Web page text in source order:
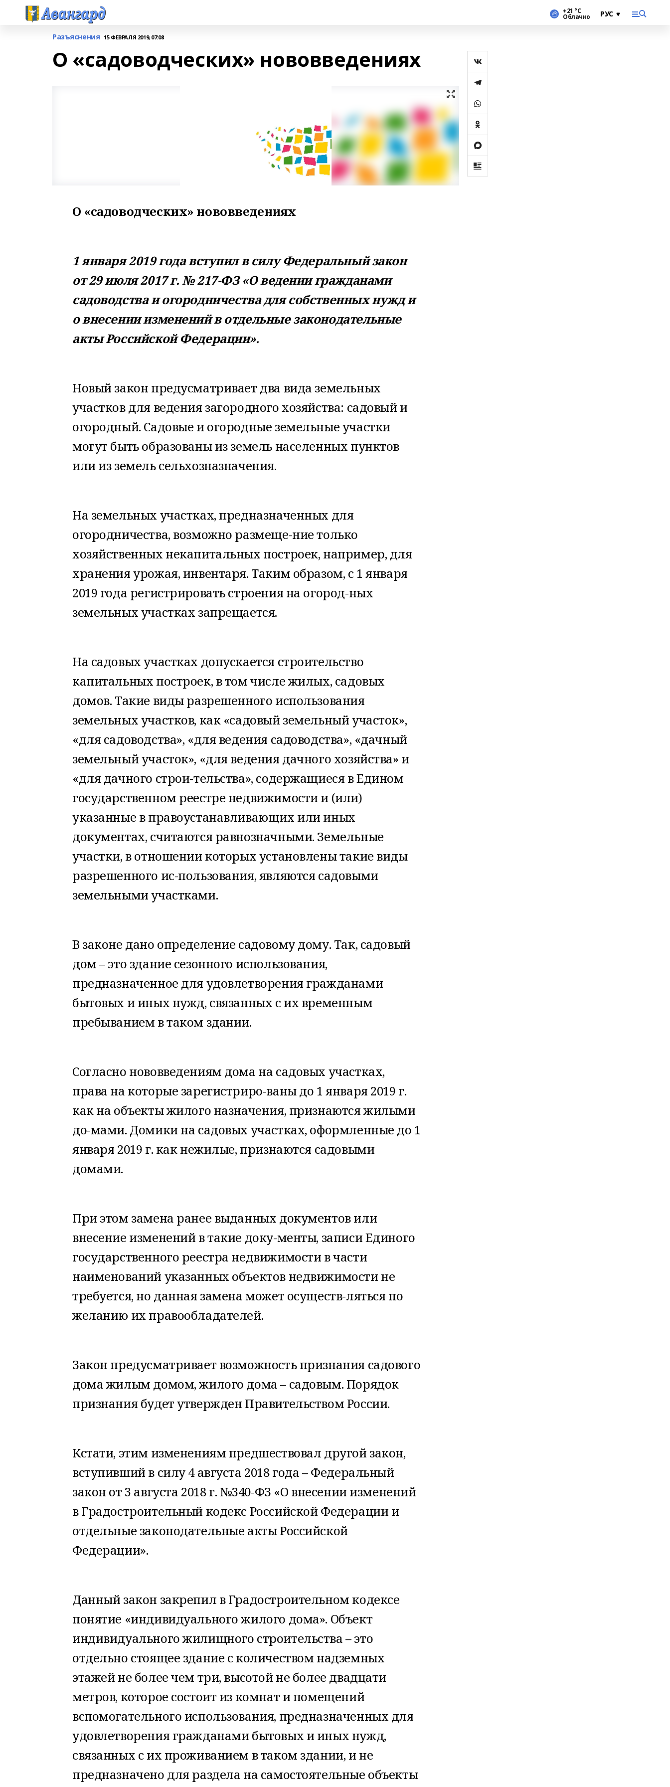
+21 °С
Облачно
Разъяснения 15 ФЕВРАЛЯ 2019, 07:08
О «садоводческих» нововведениях
О «садоводческих» нововведениях
1 января 2019 года вступил в силу Федеральный закон
от 29 июля 2017 г. № 217-ФЗ «О ведении гражданами
садоводства и огородничества для собственных нужд и
о внесении изменений в отдельные законодательные
акты Российской Федерации».
Новый закон предусматривает два вида земельных
участков для ведения загородного хозяйства: садовый и
огородный. Садовые и огородные земельные участки
могут быть образованы из земель населенных пунктов
или из земель сельхозназначения.
На земельных участках, предназначенных для
огородничества, возможно размеще-ние только
хозяйственных некапитальных построек, например, для
хранения урожая, инвентаря. Таким образом, с 1 января
2019 года регистрировать строения на огород-ных
земельных участках запрещается.
На садовых участках допускается строительство
капитальных построек, в том числе жилых, садовых
домов. Такие виды разрешенного использования
земельных участков, как «садовый земельный участок»,
«для садоводства», «для ведения садоводства», «дачный
земельный участок», «для ведения дачного хозяйства» и
«для дачного строи-тельства», содержащиеся в Едином
государственном реестре недвижимости и (или)
указанные в правоустанавливающих или иных
документах, считаются равнозначными. Земельные
участки, в отношении которых установлены такие виды
разрешенного ис-пользования, являются садовыми
земельными участками.
В законе дано определение садовому дому. Так, садовый
дом – это здание сезонного использования,
предназначенное для удовлетворения гражданами
бытовых и иных нужд, связанных с их временным
пребыванием в таком здании.
Согласно нововведениям дома на садовых участках,
права на которые зарегистриро-ваны до 1 января 2019 г.
как на объекты жилого назначения, признаются жилыми
до-мами. Домики на садовых участках, оформленные до 1
января 2019 г. как нежилые, признаются садовыми
домами.
При этом замена ранее выданных документов или
внесение изменений в такие доку-менты, записи Единого
государственного реестра недвижимости в части
наименований указанных объектов недвижимости не
требуется, но данная замена может осуществ-ляться по
желанию их правообладателей.
Закон предусматривает возможность признания садового
дома жилым домом, жилого дома – садовым. Порядок
признания будет утвержден Правительством России.
Кстати, этим изменениям предшествовал другой закон,
вступивший в силу 4 августа 2018 года – Федеральный
закон от 3 августа 2018 г. №340-ФЗ «О внесении изменений
в Градостроительный кодекс Российской Федерации и
отдельные законодательные акты Российской
Федерации».
Данный закон закрепил в Градостроительном кодексе
понятие «индивидуального жилого дома». Объект
индивидуального жилищного строительства – это
отдельно стоящее здание с количеством надземных
этажей не более чем три, высотой не более двадцати
метров, которое состоит из комнат и помещений
вспомогательного использования, предназначенных для
удовлетворения гражданами бытовых и иных нужд,
связанных с их проживанием в таком здании, и не
предназначено для раздела на самостоятельные объекты